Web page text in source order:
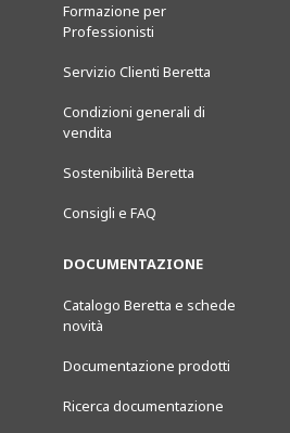
Formazione per
Professionisti
Servizio Clienti Beretta
Condizioni generali di
vendita
Sostenibilità Beretta
Consigli e FAQ
DOCUMENTAZIONE
Catalogo Beretta e schede
novità
Documentazione prodotti
Ricerca documentazione